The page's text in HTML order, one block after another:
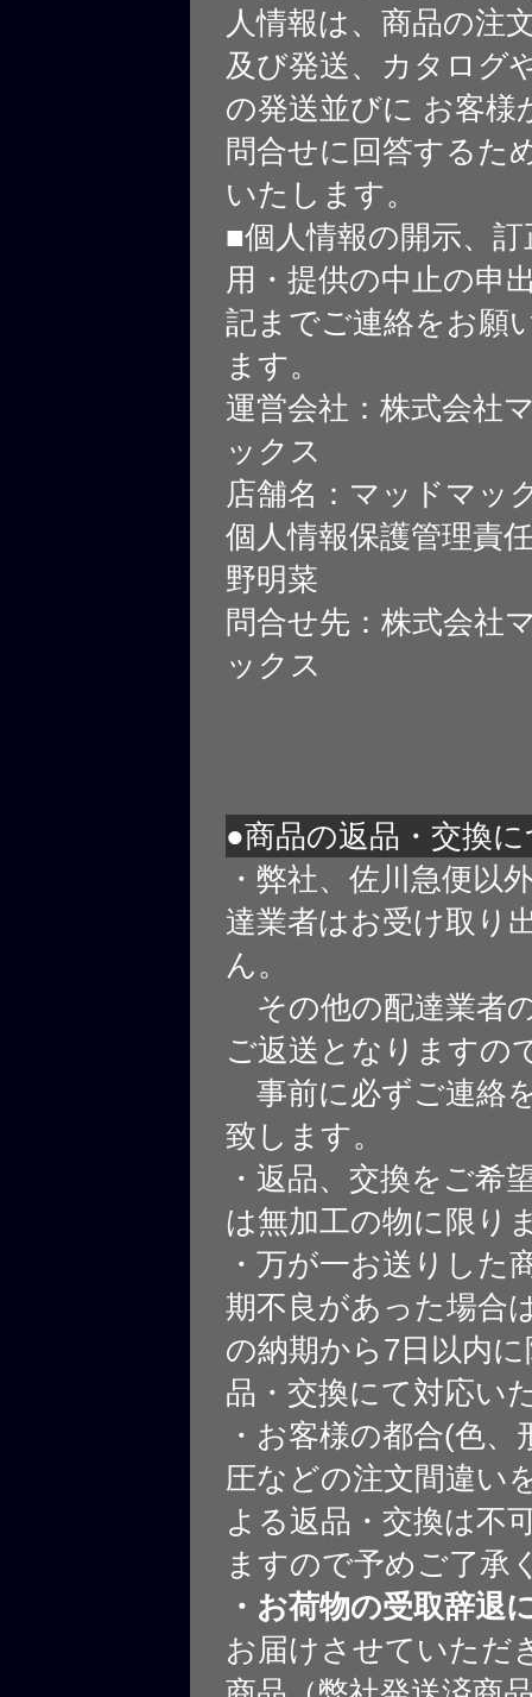
人情報は、商品の注
及び発送、カタログ
の発送並びに お客様
問合せに回答するた
いたします。
■個人情報の開示、
用・提供の中止の申
記までご連絡をお願
ます。
運営会社：株式会社
ックス
店舗名：マッドマッ
個人情報保護管理責
野明菜
問合せ先：株式会社
ックス
●商品の返品・交換
・弊社、佐川急便以
達業者はお受け取り
ん。
その他の配達業者
ご返送となりますの
事前に必ずご連絡
致します。
・返品、交換をご希
は無加工の物に限り
・万が一お送りした
期不良があった場合
の納期から7日以内
品・交換にて対応い
・お客様の都合(色、
圧などの注文間違い
よる返品・交換は不
ますので予めご了承
・お荷物の受取辞退
お届けさせていただ